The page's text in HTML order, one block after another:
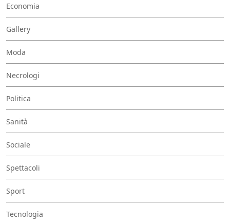
Economia
Gallery
Moda
Necrologi
Politica
Sanità
Sociale
Spettacoli
Sport
Tecnologia